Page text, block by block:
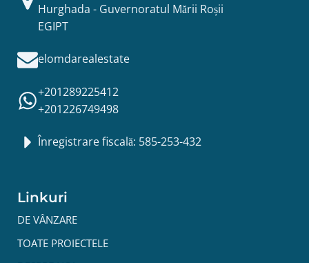
Hurghada - Guvernoratul Mării Roșii
EGIPT
elomdarealestate
+201289225412
+201226749498
Înregistrare fiscală: 585-253-432
Linkuri
DE VÂNZARE
TOATE PROIECTELE